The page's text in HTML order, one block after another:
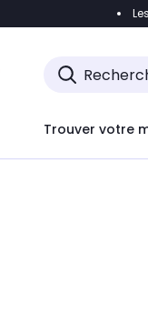
Accéder
Trouver votre